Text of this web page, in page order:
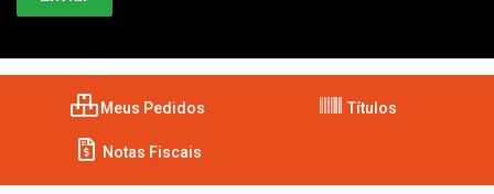
Meus Pedidos Títulos
Notas Fiscais